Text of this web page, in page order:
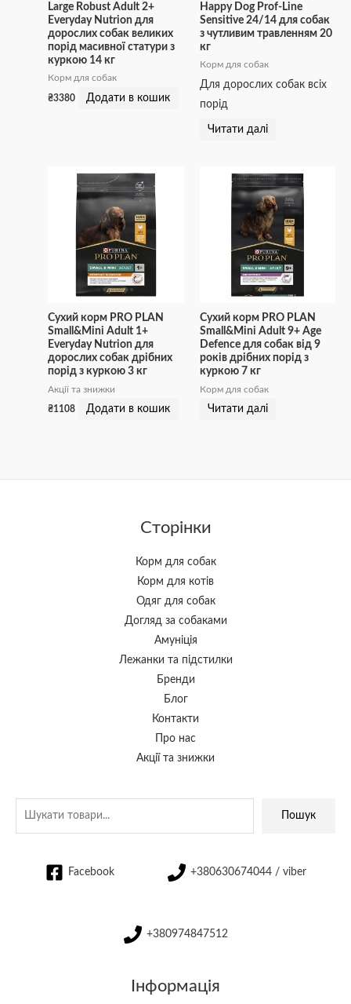
Large Robust Adult 2+
Everyday Nutrion для
дорослих собак великих
порід масивної статури з
куркою 14 кг
Корм для собак
₴3380 Додати в кошик
Happy Dog Prof-Line
Sensitive 24/14 для собак
з чутливим травленням 20
кг
Корм для собак
Для дорослих собак всіх
порід
Читати далі
Сухий корм PRO PLAN
Small&Mini Adult 1+
Everyday Nutrion для
дорослих собак дрібних
порід з куркою 3 кг
Акції та знижки
₴1108 Додати в кошик
Сухий корм PRO PLAN
Small&Mini Adult 9+ Age
Defence для собак від 9
років дрібних порід з
куркою 7 кг
Корм для собак
Читати далі
Сторінки
Корм для собак
Корм для котів
Одяг для собак
Догляд за собаками
Амуніція
Лежанки та підстилки
Бренди
Блог
Контакти
Про нас
Акції та знижки
Пошук
Facebook +380630674044 / viber
+380974847512
Інформація